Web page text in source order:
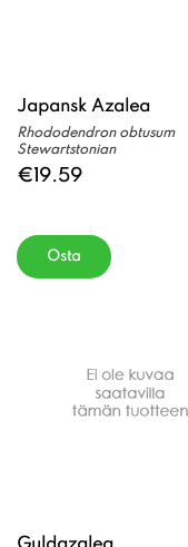
Japansk Azalea
Rhododendron obtusum
Stewartstonian
€19.59
Osta